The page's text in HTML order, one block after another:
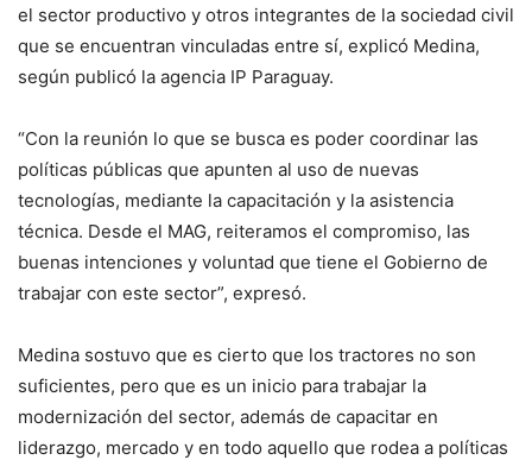
el sector productivo y otros integrantes de la sociedad civil
que se encuentran vinculadas entre sí, explicó Medina,
según publicó la agencia IP Paraguay.
“Con la reunión lo que se busca es poder coordinar las
políticas públicas que apunten al uso de nuevas
tecnologías, mediante la capacitación y la asistencia
técnica. Desde el MAG, reiteramos el compromiso, las
buenas intenciones y voluntad que tiene el Gobierno de
trabajar con este sector”, expresó.
Medina sostuvo que es cierto que los tractores no son
suficientes, pero que es un inicio para trabajar la
modernización del sector, además de capacitar en
liderazgo, mercado y en todo aquello que rodea a políticas